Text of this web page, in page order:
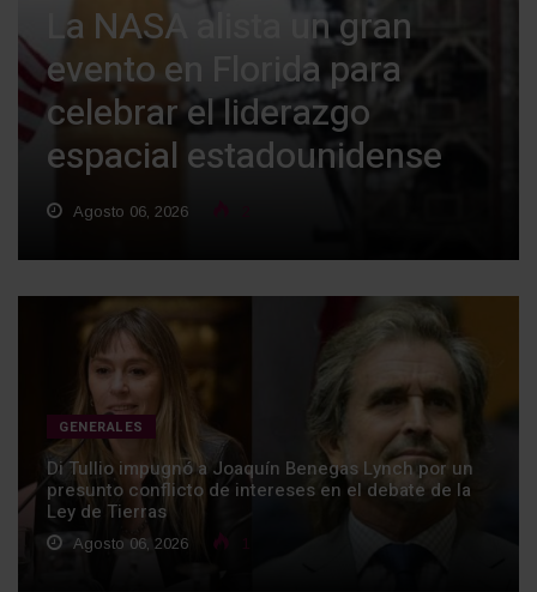
La NASA alista un gran
evento en Florida para
celebrar el liderazgo
espacial estadounidense
Agosto 06, 2026
GENERALES
Di Tullio impugnó a Joaquín Benegas Lynch por un
presunto conflicto de intereses en el debate de la
Ley de Tierras
Agosto 06, 2026